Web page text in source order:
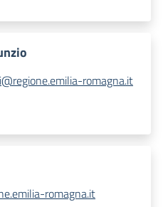
romagna.it
romagna.it